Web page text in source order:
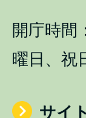
開庁時間
曜日、祝
サイ